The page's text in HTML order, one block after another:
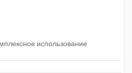
использование